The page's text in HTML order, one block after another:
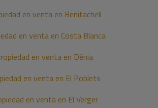
en venta en Benitachell
en venta en Costa Blanca
en venta en Dénia
en venta en El Poblets
en venta en El Verger